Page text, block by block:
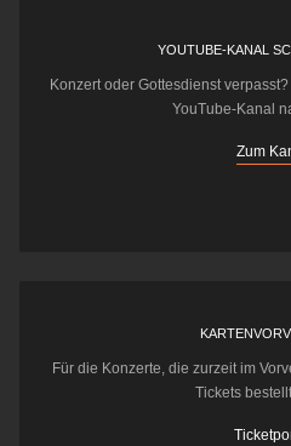
YOUTUBE-KANAL
Konzert oder Gottesdienst
YouTube-Kanal
Zum
Für die Konzerte, die zurzeit im
Tickets